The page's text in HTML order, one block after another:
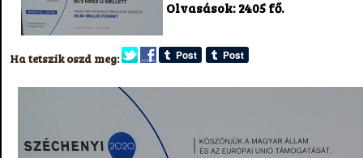
Olvasások: 2405 fő.
Ha tetszik oszd meg: